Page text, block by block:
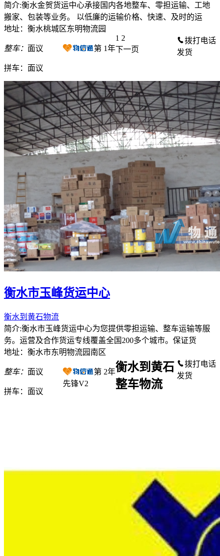
简介:衡水金贺货运中心承接国内各地整车、零担运输、工地
搬家、包装等业务。 以低廉的运输价格、快速、及时的运
地址：衡水桃城区东明物流园
整车： 面议
拼车： 面议
第 1年
拨打电话
发货
衡水市玉峰货运中心
衡水到黄石物流
简介:衡水市玉峰货运中心为您提供零担运输、整车运输等服
务。运营及合作货运专线覆盖全国200多个城市。保证货
地址：衡水市东明物流园南区
整车： 面议
拼车： 面议
第 2年
先锋V2
拨打电话
发货
1 2
下一页
衡水到黄石
整车物流